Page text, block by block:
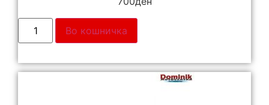
Во кошничка